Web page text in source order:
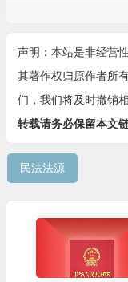
声明：本站是非经营
其著作权归原作者所
们，我们将及时撤销相
转载请务必保留本文
民法法源